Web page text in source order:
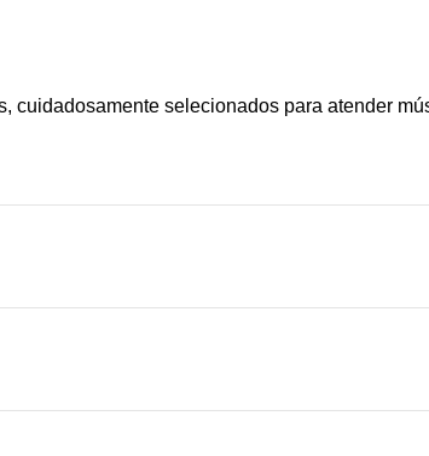
selecionados para atender